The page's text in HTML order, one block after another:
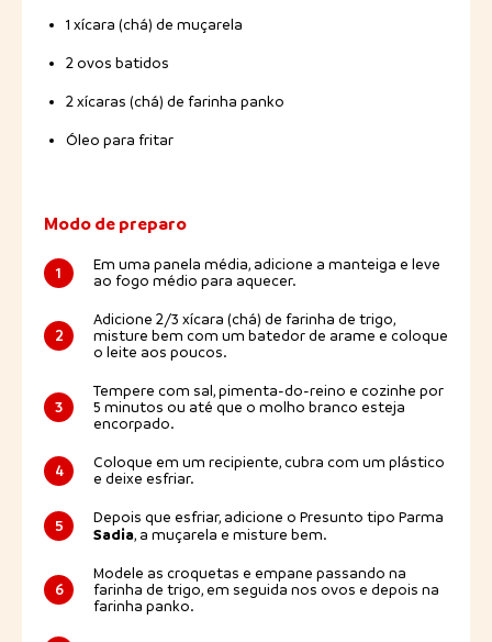
1 xícara (chá) de muçarela
2 ovos batidos
2 xícaras (chá) de farinha panko
Óleo para fritar
Modo de preparo
1
Em uma panela média, adicione a manteiga e leve
ao fogo médio para aquecer.
2
Adicione 2/3 xícara (chá) de farinha de trigo,
misture bem com um batedor de arame e coloque
o leite aos poucos.
3
Tempere com sal, pimenta-do-reino e cozinhe por
5 minutos ou até que o molho branco esteja
encorpado.
4
Coloque em um recipiente, cubra com um plástico
e deixe esfriar.
5
Depois que esfriar, adicione o Presunto tipo Parma
Sadia, a muçarela e misture bem.
6
Modele as croquetas e empane passando na
farinha de trigo, em seguida nos ovos e depois na
farinha panko.